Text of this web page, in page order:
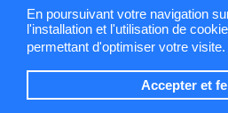
En poursuivant votre navigation
l'installation et l'utilisation de
permettant d'optimiser votre visite.
Accepter et
Contactez la rédaction de